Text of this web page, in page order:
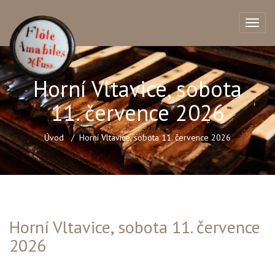
Horní Vltavice, sobota
11. července 2026
Úvod Horní Vltavice, sobota 11. července 2026
Horní Vltavice, sobota 11. července
2026